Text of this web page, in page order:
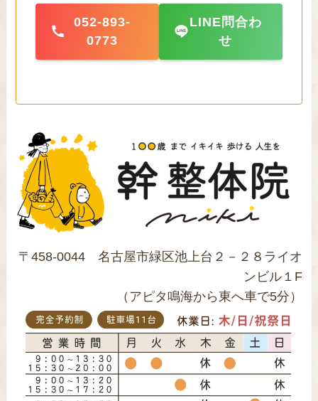
052-893-
0773
LINE問合わ
せ
〒458-0044 名古屋市緑区池上台２－２８ライオ
ンビル１F
（アピタ鳴海から東へ車で5分）